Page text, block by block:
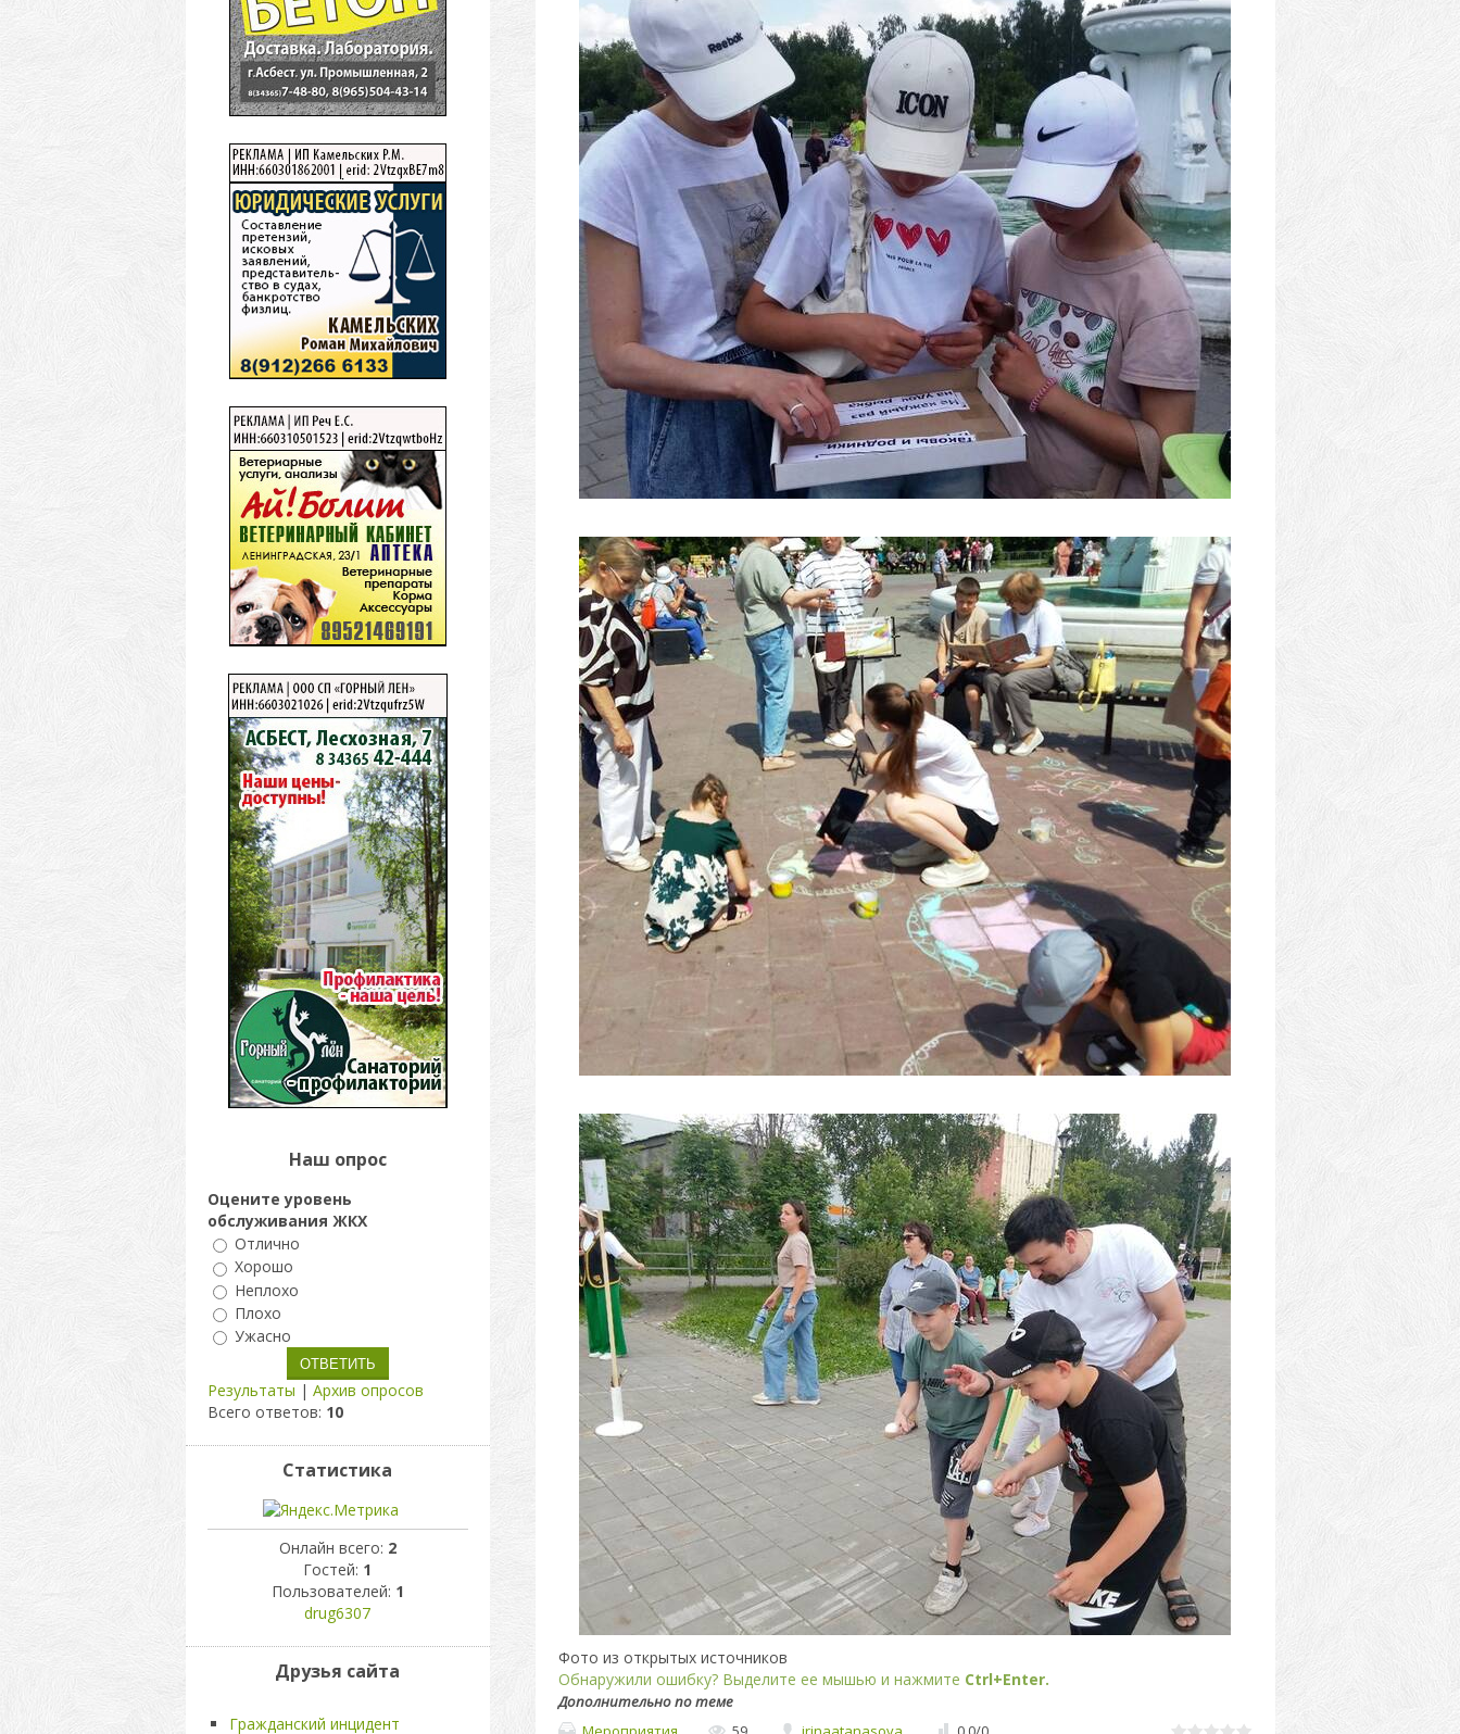
Фото из открытых источников
Обнаружили ошибку? Выделите ее мышью и нажмите Ctrl+Enter.
Дополнительно по теме
Наш опрос
Оцените уровень
обслуживания ЖКХ
Отлично
Хорошо
Неплохо
Плохо
Ужасно
Результаты | Архив опросов
Всего ответов: 10
Статистика
Онлайн всего: 2
Гостей: 1
Пользователей: 1
drug6307
Друзья сайта
Гражданский инцидент